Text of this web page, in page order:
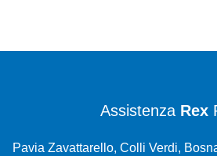
Assistenza Rex
Pavia Zavattarello, Colli Verdi,